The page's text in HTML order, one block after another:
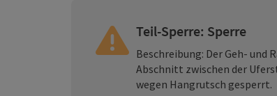
Teil-Sperre: Sperre
Beschreibung: Der Geh-
Abschnitt zwischen der
wegen Hangrutsch gesperrt.